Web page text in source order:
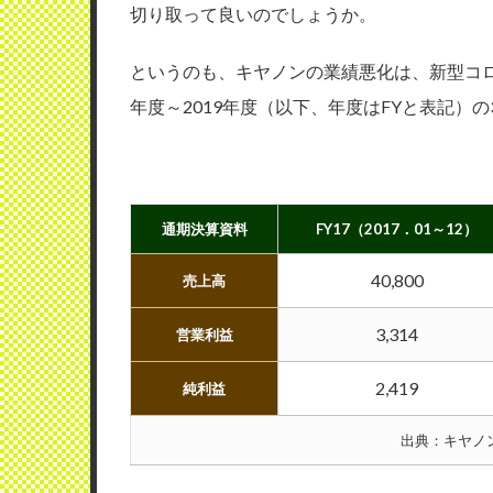
切り取って良いのでしょうか。
というのも、キヤノンの業績悪化は、新型
年度～2019年度（以下、年度はFYと表記）
通期決算資料 FY17（2017．01～12）
売上高 40,800
営業利益 3,314
純利益 2,419
出典：キヤノ